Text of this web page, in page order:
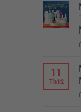
11
Th12